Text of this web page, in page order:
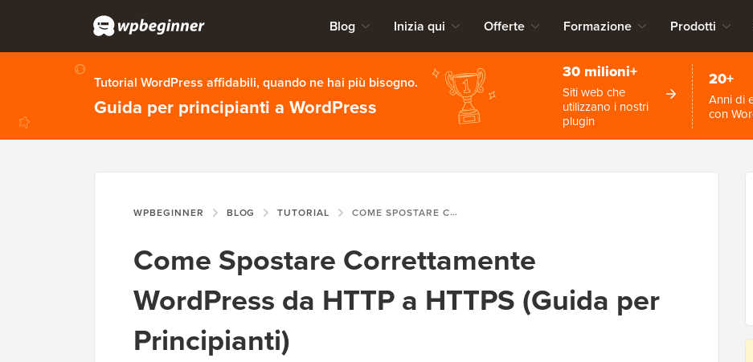
Blog Inizia qui Offerte Formazione Prodotti
Tutorial WordPress affidabili, quando ne hai più bisogno.
Guida per principianti a WordPress
30 milioni+
Siti web che
utilizzano i nostri
plugin
20+
Anni di
con
WPBEGINNER BLOG TUTORIAL COME SPOSTARE CORRETTAMENTE WORDPRESS DA HTTP A HTTPS (GUIDA PER PRINCIPIANTI)
Come Spostare Correttamente
WordPress da HTTP a HTTPS (Guida per
Principianti)